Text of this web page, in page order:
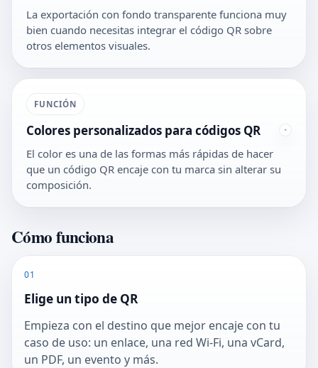
La exportación con fondo transparente funciona muy
bien cuando necesitas integrar el código QR sobre
otros elementos visuales.
FUNCIÓN
Colores personalizados para códigos QR
El color es una de las formas más rápidas de hacer
que un código QR encaje con tu marca sin alterar su
composición.
Cómo funciona
01
Elige un tipo de QR
Empieza con el destino que mejor encaje con tu
caso de uso: un enlace, una red Wi‑Fi, una vCard,
un PDF, un evento y más.